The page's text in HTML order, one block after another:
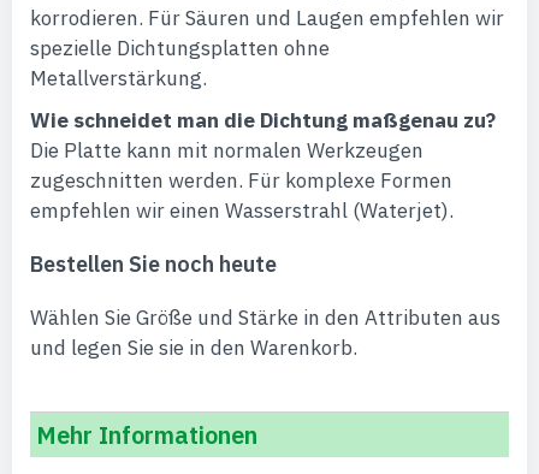
korrodieren. Für Säuren und Laugen empfehlen wir
spezielle Dichtungsplatten ohne
Metallverstärkung.
Wie schneidet man die Dichtung maßgenau zu?
Die Platte kann mit normalen Werkzeugen
zugeschnitten werden. Für komplexe Formen
empfehlen wir einen Wasserstrahl (Waterjet).
Bestellen Sie noch heute
Wählen Sie Größe und Stärke in den Attributen aus
und legen Sie sie in den Warenkorb.
Mehr Informationen